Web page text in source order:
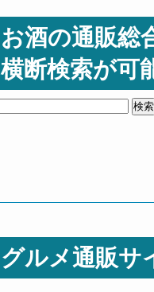
お酒の通販総
横断検索が可
グルメ通販サ